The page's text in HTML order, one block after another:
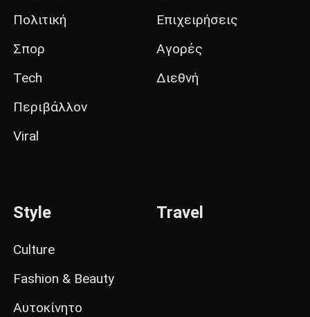
Πολιτική
Σπορ
Tech
Περιβάλλον
Viral
Επιχειρήσεις
Αγορές
Διεθνή
Style
Culture
Fashion & Beauty
Αυτοκίνητο
Travel